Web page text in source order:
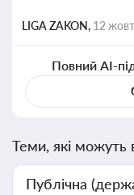
LIGA ZAKON, 12
Повний AI-
Теми, які можуть
Публічна